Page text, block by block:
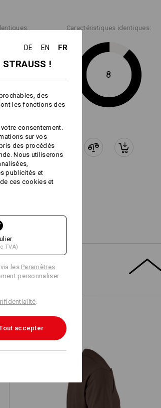
Caractéristiques identiques:
8
DE EN FR
!
des
les fonctions des
consentement.
sur vos
des procédés
Nous utiliserons
publicités et
ces cookies et
TVA)
les Paramètres
personnaliser
accepter